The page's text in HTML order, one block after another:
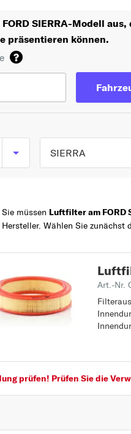
SIERRA-Modell
präsentieren können.
SIERRA
FIESTA
KA+
KUGA
B
B-MAX
Sie müssen Luftfilter am FORD
Hersteller. Wählen Sie zunächst
Art.-Nr.
Höhe
prüfen! Prüfen Sie die